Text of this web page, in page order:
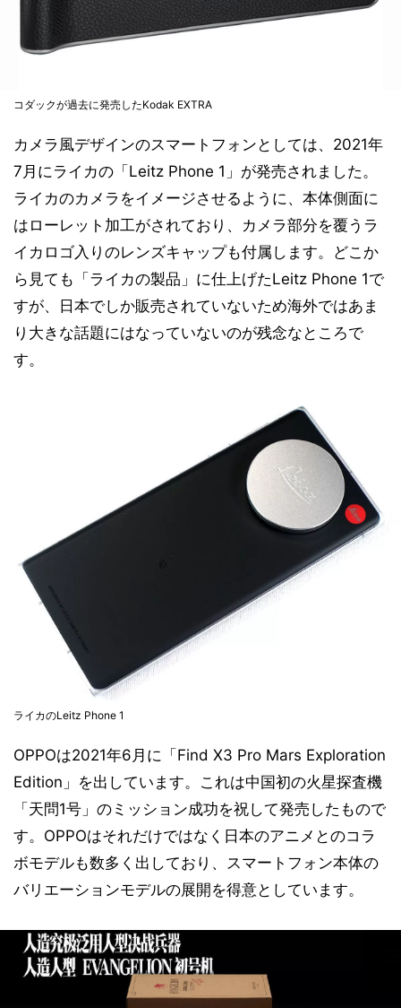
コダックが過去に発売したKodak EXTRA
カメラ風デザインのスマートフォンとしては、2021年
7月にライカの「Leitz Phone 1」が発売されました。
ライカのカメラをイメージさせるように、本体側面に
はローレット加工がされており、カメラ部分を覆うラ
イカロゴ入りのレンズキャップも付属します。どこか
ら見ても「ライカの製品」に仕上げたLeitz Phone 1で
すが、日本でしか販売されていないため海外ではあま
り大きな話題にはなっていないのが残念なところで
す。
ライカのLeitz Phone 1
OPPOは2021年6月に「Find X3 Pro Mars Exploration
Edition」を出しています。これは中国初の火星探査機
「天問1号」のミッション成功を祝して発売したもので
す。OPPOはそれだけではなく日本のアニメとのコラ
ボモデルも数多く出しており、スマートフォン本体の
バリエーションモデルの展開を得意としています。